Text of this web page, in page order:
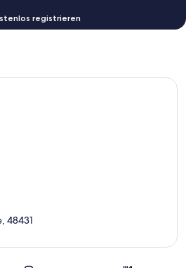
registrieren
48431